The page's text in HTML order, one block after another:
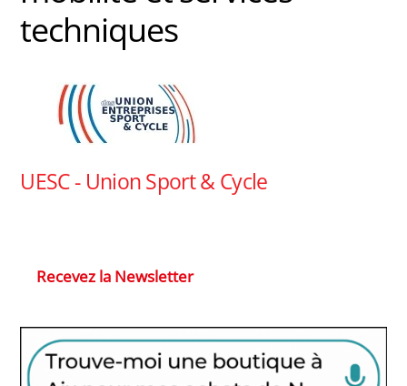
techniques
UESC - Union Sport & Cycle
Recevez la Newsletter